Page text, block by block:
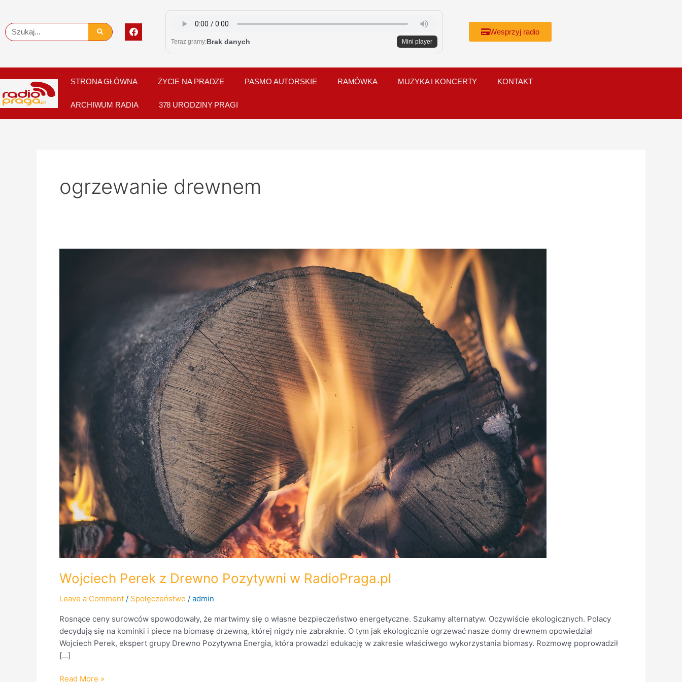
content
Szukaj
F
a
c
o
o
k
Teraz gramy:Brak danych Mini player
Wesprzyj radio
STRONA GŁÓWNA ŻYCIE NA PRADZE PASMO AUTORSKIE RAMÓWKA MUZYKA I KONCERTY KONTAKT
ARCHIWUM RADIA 378 URODZINY PRAGI
ogrzewanie drewnem
Wojciech Perek z Drewno Pozytywni w RadioPraga.pl
Leave a Comment / Społęczeństwo / admin
Rosnące ceny surowców spowodowały, że martwimy się o własne bezpieczeństwo energetyczne. Szukamy alternatyw. Oczywiście ekologicznych. Polacy
decydują się na kominki i piece na biomasę drzewną, której nigdy nie zabraknie. O tym jak ekologicznie ogrzewać nasze domy drewnem opowiedział
Wojciech Perek, ekspert grupy Drewno Pozytywna Energia, która prowadzi edukację w zakresie właściwego wykorzystania biomasy. Rozmowę poprowadził
[…]
Read More »